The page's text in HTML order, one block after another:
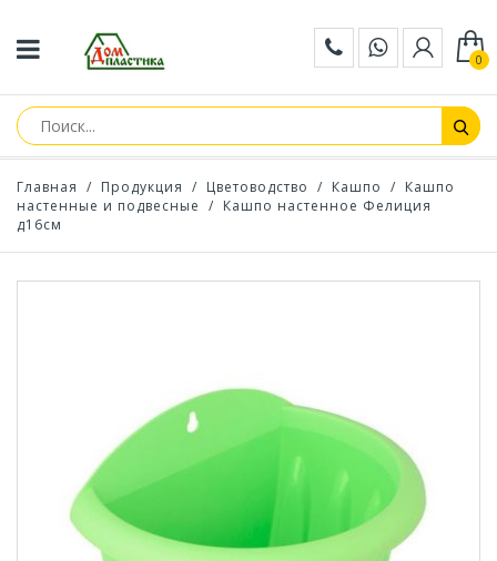
0
Главная / Продукция / Цветоводство / Кашпо / Кашпо
настенные и подвесные / Кашпо настенное Фелиция
д16см